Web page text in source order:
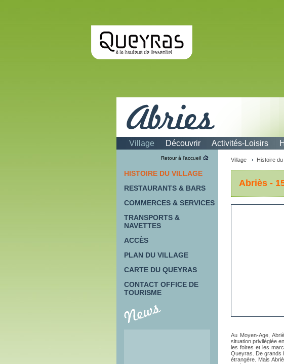
Histoire du village
Village Découvrir Activités-Loisirs
Retour à l'accueil
HISTOIRE DU VILLAGE
RESTAURANTS & BARS
COMMERCES & SERVICES
TRANSPORTS &
NAVETTES
ACCÈS
PLAN DU VILLAGE
CARTE DU QUEYRAS
CONTACT OFFICE DE
TOURISME
Village Histoire du
Abriès
Au Moyen-Age,
situation privilégiée
les foires et les
Queyras. De grands
étrangère. Mais